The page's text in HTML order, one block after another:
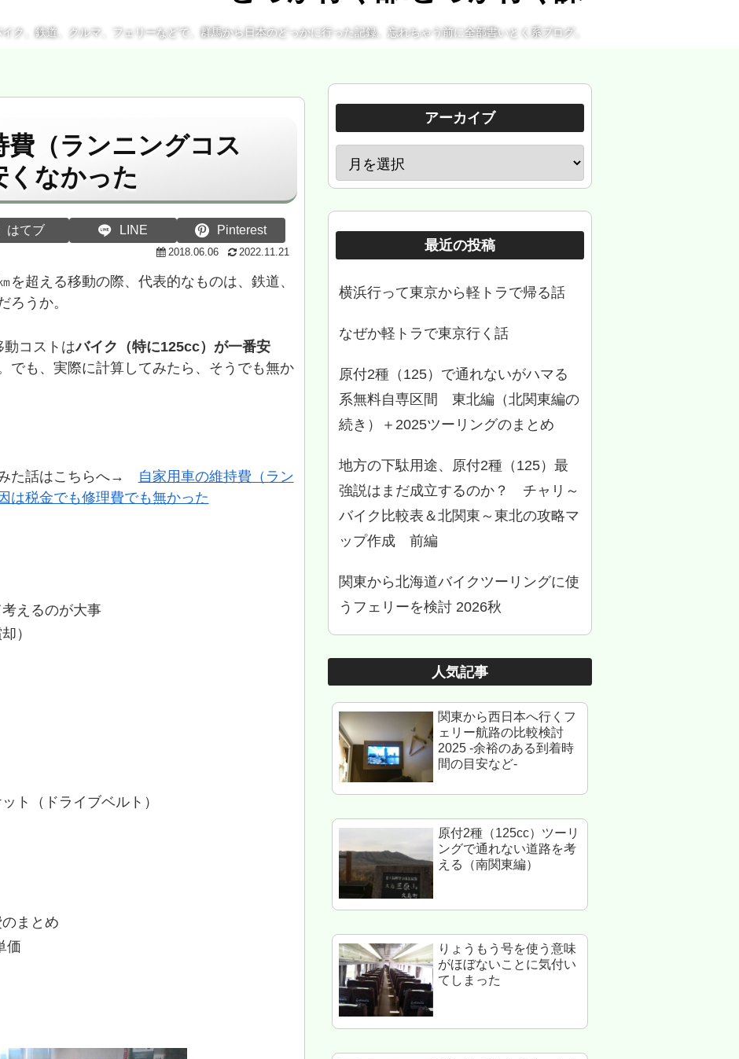
イク、鉄道、クルマ、フェリーなどで、群馬から日本のどっかに行った記録。忘れちゃう前に全部書いとく系ブログ。
費（ランニングコス
くなかった
はてブ LINE Pinterest
2018.06.06 2022.11.21
を超える移動の際、代表的なものは、鉄道、
ろうか。
動コストはバイク（特に125cc）が一番安
でも、実際に計算してみたら、そうでも無か
た話はこちらへ→
自家用車の維持費（ラン
は税金でも修理費でも無かった
えるのが大事
）
ト（ドライブベルト）
まとめ
価
アーカイブ
最近の投稿
横浜行って東京から軽トラで帰る話
なぜか軽トラで東京行く話
原付2種（125）で通れないがハマる
系無料自専区間 東北編（北関東編の
続き）＋2025ツーリングのまとめ
地方の下駄用途、原付2種（125）最
強説はまだ成立するのか？ チャリ～
バイク比較表＆北関東～東北の攻略マ
ップ作成 前編
関東から北海道バイクツーリングに使
うフェリーを検討 2026秋
人気記事
関東から西日本へ行くフ
ェリー航路の比較検討
2025 -余裕のある到着時
間の目安など-
原付2種（125cc）ツーリ
ングで通れない道路を考
える（南関東編）
りょうもう号を使う意味
がほぼないことに気付い
てしまった